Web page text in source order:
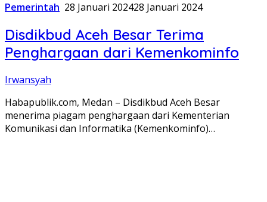
Pemerintah 28 Januari 202428 Januari 2024
Disdikbud Aceh Besar Terima
Penghargaan dari Kemenkominfo
Irwansyah
Habapublik.com, Medan – Disdikbud Aceh Besar
menerima piagam penghargaan dari Kementerian
Komunikasi dan Informatika (Kemenkominfo)…